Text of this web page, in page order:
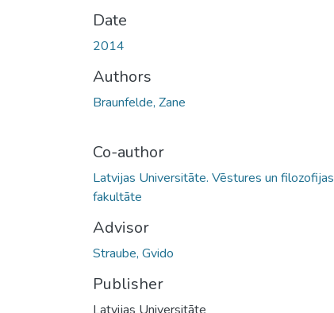
Date
2014
Authors
Braunfelde, Zane
Co-author
Latvijas Universitāte. Vēstures un filozofijas
fakultāte
Advisor
Straube, Gvido
Publisher